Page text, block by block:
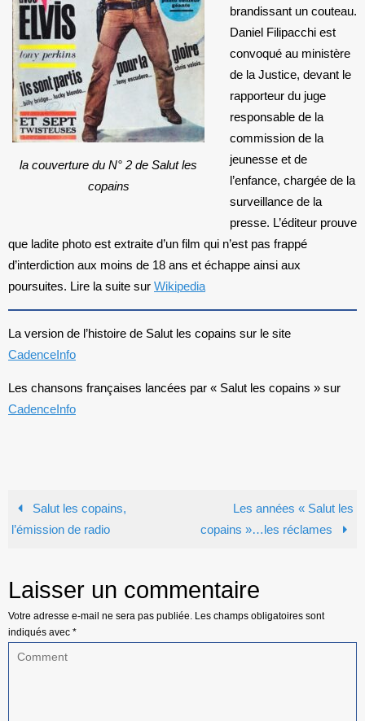
la couverture du N° 2 de Salut les
copains
brandissant un couteau.
Daniel Filipacchi est
convoqué au ministère
de la Justice, devant le
rapporteur du juge
responsable de la
commission de la
jeunesse et de
l’enfance, chargée de la
surveillance de la
presse. L’éditeur prouve
que ladite photo est extraite d’un film qui n’est pas frappé
d’interdiction aux moins de 18 ans et échappe ainsi aux
poursuites. Lire la suite sur Wikipedia
La version de l’histoire de Salut les copains sur le site
CadenceInfo
Les chansons françaises lancées par « Salut les copains » sur
CadenceInfo
Salut les copains,
l’émission de radio
Les années « Salut les
copains »…les réclames
Laisser un commentaire
Votre adresse e-mail ne sera pas publiée. Les champs obligatoires sont
indiqués avec *